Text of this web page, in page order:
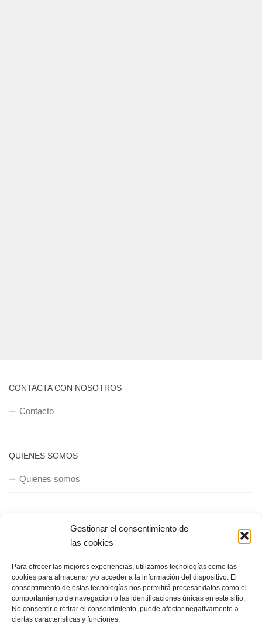
Gestionar el consentimiento de
las cookies
Para ofrecer las mejores experiencias, utilizamos tecnologías como las
cookies para almacenar y/o acceder a la información del dispositivo. El
consentimiento de estas tecnologías nos permitirá procesar datos como el
comportamiento de navegación o las identificaciones únicas en este sitio.
No consentir o retirar el consentimiento, puede afectar negativamente a
ciertas características y funciones.
CONTACTA CON NOSOTROS
Contacto
QUIENES SOMOS
Quienes somos
POLÍTICA DE PRIVACIDAD
Política de privacidad